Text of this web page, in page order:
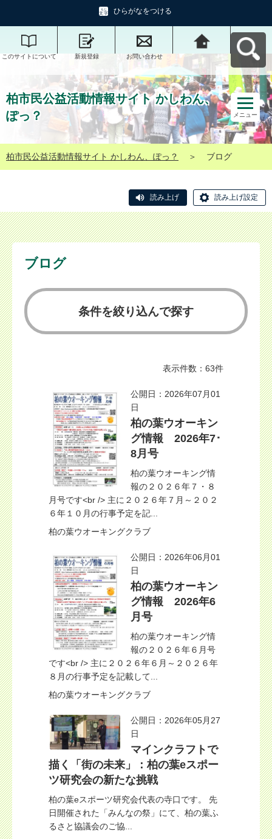
ひらがなをつける
このサイトについて 新規登録 お問い合わせ
柏市民公益活動情報
サイト かしわん、ぽ
っ？へ戻る
柏市民公益活動情報サイト かしわん、
ぽっ？
メニュー
柏市民公益活動情報サイト かしわん、ぽっ？ ＞ ブログ
読み上げ 読み上げ設定
ブログ
条件を絞り込んで探す
表示件数：63件
公開日：2026年07月01
日
柏の葉ウオーキン
グ情報 2026年7･
8月号
柏の葉ウオーキング情
報の２０２６年７・８
月号です<br /> 主に２０２６年７月～２０２
６年１０月の行事予定を記...
柏の葉ウオーキングクラブ
公開日：2026年06月01
日
柏の葉ウオーキン
グ情報 2026年6
月号
柏の葉ウオーキング情
報の２０２６年６月号
です<br /> 主に２０２６年６月～２０２６年
８月の行事予定を記載して...
柏の葉ウオーキングクラブ
公開日：2026年05月27
日
マインクラフトで
描く「街の未来」：柏の葉eスポー
ツ研究会の新たな挑戦
柏の葉eスポーツ研究会代表の寺口です。 先
日開催された「みんなの祭」にて、柏の葉ふ
るさと協議会のご協...